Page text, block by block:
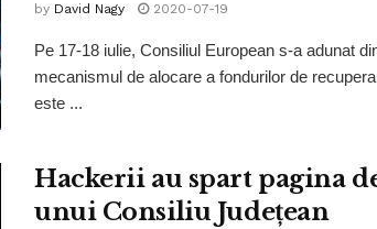
by David Nagy 2020-07-19
Pe 17-18 iulie, Consiliul European s-a adunat
mecanismul de alocare a fondurilor de
este ...
Hackerii au spart pagina
unui Consiliu Județean